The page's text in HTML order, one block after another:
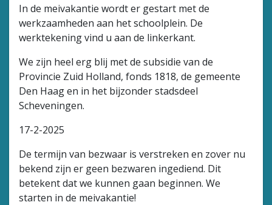
In de meivakantie wordt er gestart met de
werkzaamheden aan het schoolplein. De
werktekening vind u aan de linkerkant.
We zijn heel erg blij met de subsidie van de
Provincie Zuid Holland, fonds 1818, de gemeente
Den Haag en in het bijzonder stadsdeel
Scheveningen.
17-2-2025
De termijn van bezwaar is verstreken en zover nu
bekend zijn er geen bezwaren ingediend. Dit
betekent dat we kunnen gaan beginnen. We
starten in de meivakantie!